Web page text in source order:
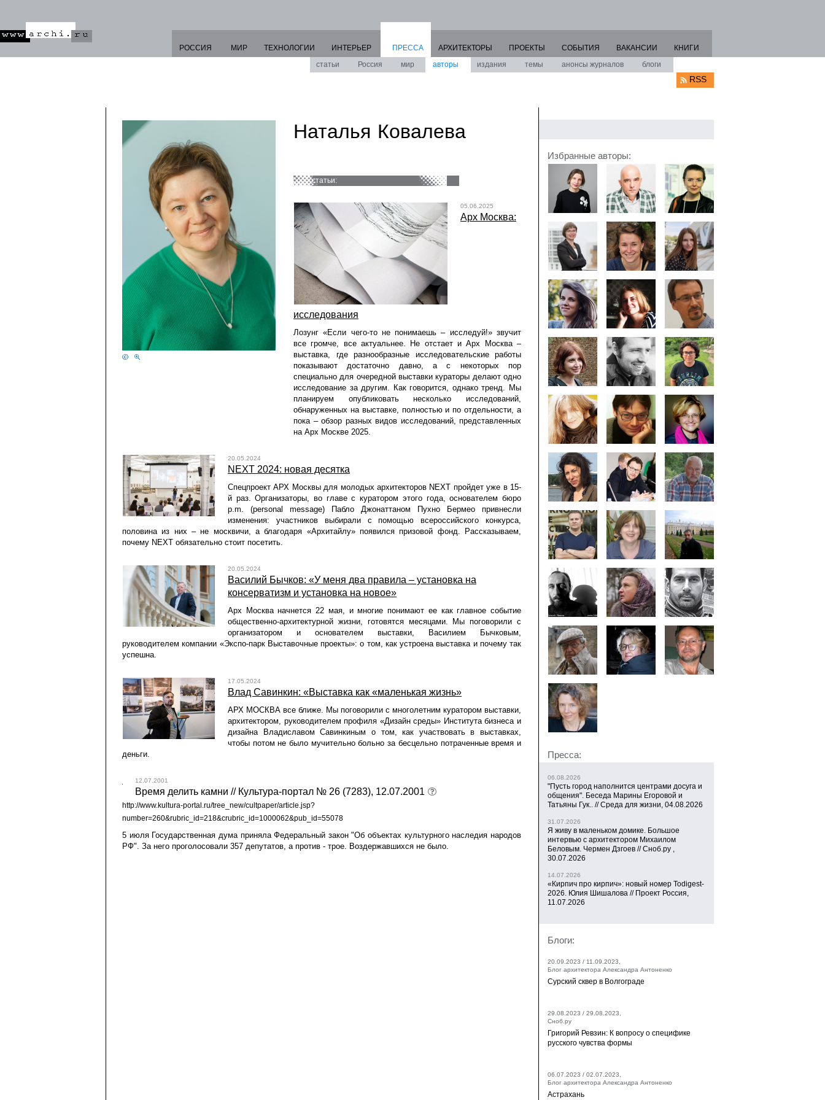
РОССИЯ МИР ТЕХНОЛОГИИ ИНТЕРЬЕР
ПРЕССА
статьи
Россия мир авторы издания темы анонсы журналов блоги
АРХИТЕКТОРЫ ПРОЕКТЫ СОБЫТИЯ ВАКАНСИИ КНИГИ
RSS
Наталья Ковалева
статьи:
05.06.2025
Арх Москва:
исследования
Лозунг «Если чего-то не понимаешь – исследуй!» звучит
все громче, все актуальнее. Не отстает и Арх Москва –
выставка, где разнообразные исследовательские работы
показывают достаточно давно, а с некоторых пор
специально для очередной выставки кураторы делают одно
исследование за другим. Как говорится, однако тренд. Мы
планируем опубликовать несколько исследований,
обнаруженных на выставке, полностью и по отдельности, а
пока – обзор разных видов исследований, представленных
на Арх Москве 2025.
20.05.2024
NEXT 2024: новая десятка
Спецпроект АРХ Москвы для молодых архитекторов NEXT пройдет уже в 15-
й раз. Организаторы, во главе с куратором этого года, основателем бюро
p.m. (personal message) Пабло Джонаттаном Пухно Бермео привнесли
изменения: участников выбирали с помощью всероссийского конкурса,
половина из них – не москвичи, а благодаря «Архитайлу» появился призовой фонд. Рассказываем,
почему NEXT обязательно стоит посетить.
20.05.2024
Василий Бычков: «У меня два правила – установка на
консерватизм и установка на новое»
Арх Москва начнется 22 мая, и многие понимают ее как главное событие
общественно-архитектурной жизни, готовятся месяцами. Мы поговорили с
организатором и основателем выставки, Василием Бычковым,
руководителем компании «Экспо-парк Выставочные проекты»: о том, как устроена выставка и почему так
успешна.
17.05.2024
Влад Савинкин: «Выставка как «маленькая жизнь»
АРХ МОСКВА все ближе. Мы поговорили с многолетним куратором выставки,
архитектором, руководителем профиля «Дизайн среды» Института бизнеса и
дизайна Владиславом Савинкиным о том, как участвовать в выставках,
чтобы потом не было мучительно больно за бесцельно потраченные время и
деньги.
12.07.2001
Время делить камни // Культура-портал № 26 (7283), 12.07.2001
http://www.kultura-portal.ru/tree_new/cultpaper/article.jsp?
number=260&rubric_id=218&crubric_id=1000062&pub_id=55078
5 июля Государственная дума приняла Федеральный закон "Об объектах культурного наследия народов
РФ". За него проголосовали 357 депутатов, а против - трое. Воздержавшихся не было.
Избранные авторы:
Пресса:
06.08.2026
"Пусть город наполнится центрами досуга и
общения". Беседа Марины Егоровой и
Татьяны Гук.. // Среда для жизни, 04.08.2026
31.07.2026
Я живу в маленьком домике. Большое
интервью с архитектором Михаилом
Беловым. Чермен Дзгоев // Сноб.ру ,
30.07.2026
14.07.2026
«Кирпич про кирпич»: новый номер Todigest-
2026. Юлия Шишалова // Проект Россия,
11.07.2026
Блоги:
20.09.2023 / 11.09.2023,
Блог архитектора Александра Антоненко
Сурский сквер в Волгограде
29.08.2023 / 29.08.2023,
Сноб.ру
Григорий Ревзин: К вопросу о специфике
русского чувства формы
06.07.2023 / 02.07.2023,
Блог архитектора Александра Антоненко
Астрахань